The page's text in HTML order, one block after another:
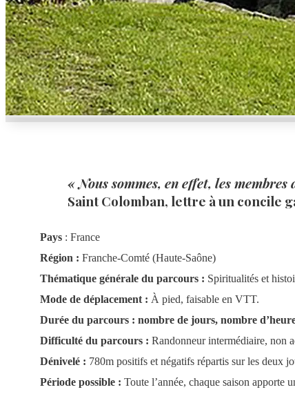
« Nous sommes, en effet, les
Saint Colomban, lettre à un concile
Pays : France
Région : Franche-Comté (Haute-Saône)
Thématique générale du parcours : Spiritualités et
Mode de déplacement : À pied, faisable en VTT.
Durée du parcours : nombre de jours, nombre
Difficulté du parcours : Randonneur intermédiaire, non
Dénivelé : 780m positifs et négatifs répartis sur les deux
Période possible : Toute l’année, chaque saison apporte